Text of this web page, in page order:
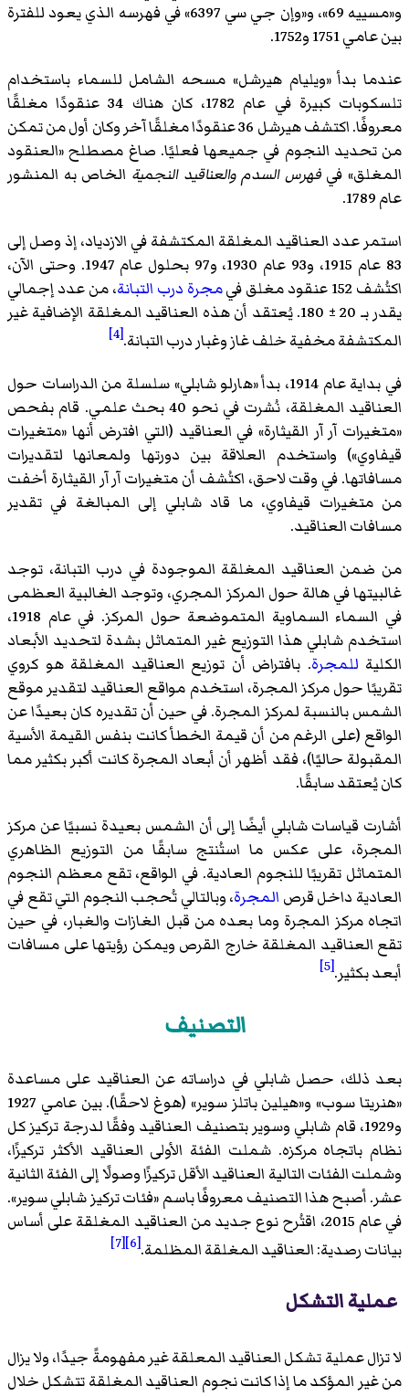
و«مسييه 69»، و«وإن جي سي 6397» في فهرسه الذي يعود للفترة
بين عامي 1751 و1752.
عندما بدأ «ويليام هيرشل» مسحه الشامل للسماء باستخدام
تلسكوبات كبيرة في عام 1782، كان هناك 34 عنقودًا مغلقًا
معروفًا. اكتشف هيرشل 36 عنقودًا مغلقًا آخر وكان أول من تمكن
من تحديد النجوم في جميعها فعليًا. صاغ مصطلح «العنقود
المغلق» فيفهرس السدم والعناقيد النجمية الخاص به المنشور
عام 1789.
استمر عدد العناقيد المغلقة المكتشفة في الازدياد، إذ وصل إلى
83 عام 1915، و93 عام 1930، و97 بحلول عام 1947. وحتى الآن،
اكتُشف 152 عنقود مغلق في
مجرة درب التبانة، من عدد إجمالي
يقدر بـ 20 ± 180. يُعتقد أن هذه العناقيد المغلقة الإضافية غير
المكتشفة مخفية خلف غاز وغبار درب التبانة.[4]
في بداية عام 1914، بدأ «هارلو شابلي» سلسلة من الدراسات حول
العناقيد المغلقة، نُشرت في نحو 40 بحث علمي. قام بفحص
«متغيرات آر آر القيثارة» في العناقيد (التي افترض أنها «متغيرات
قيفاوي») واستخدم العلاقة بين دورتها ولمعانها لتقديرات
مسافاتها. في وقت لاحق، اكتُشف أن متغيرات آر آر القيثارة أخفت
من متغيرات قيفاوي، ما قاد شابلي إلى المبالغة في تقدير
مسافات العناقيد.
من ضمن العناقيد المغلقة الموجودة في درب التبانة، توجد
غالبيتها في هالة حول المركز المجري، وتوجد الغالبية العظمى
في السماء السماوية المتموضعة حول المركز. في عام 1918،
استخدم شابلي هذا التوزيع غير المتماثل بشدة لتحديد الأبعاد
الكلية للمجرة. بافتراض أن توزيع العناقيد المغلقة هو كروي
تقريبًا حول مركز المجرة، استخدم مواقع العناقيد لتقدير موقع
الشمس بالنسبة لمركز المجرة. في حين أن تقديره كان بعيدًا عن
الواقع (على الرغم من أن قيمة الخطأ كانت بنفس القيمة الأسية
المقبولة حاليًا)، فقد أظهر أن أبعاد المجرة كانت أكبر بكثير مما
كان يُعتقد سابقًا.
أشارت قياسات شابلي أيضًا إلى أن الشمس بعيدة نسبيًا عن مركز
المجرة، على عكس ما استُنتج سابقًا من التوزيع الظاهري
المتماثل تقريبًا للنجوم العادية. في الواقع، تقع معظم النجوم
العادية داخل قرص المجرة، وبالتالي تُحجب النجوم التي تقع في
اتجاه مركز المجرة وما بعده من قبل الغازات والغبار، في حين
تقع العناقيد المغلقة خارج القرص ويمكن رؤيتها على مسافات
أبعد بكثير.[5]
التصنيف
بعد ذلك، حصل شابلي في دراساته عن العناقيد على مساعدة
«هنريتا سوب» و«هيلين باتلز سوير» (هوغ لاحقًا). بين عامي 1927
و1929، قام شابلي وسوير بتصنيف العناقيد وفقًا لدرجة تركيز كل
نظام باتجاه مركزه. شملت الفئة الأولى العناقيد الأكثر تركيزًا،
وشملت الفئات التالية العناقيد الأقل تركيزًا وصولًا إلى الفئة الثانية
عشر. أصبح هذا التصنيف معروفًا باسم «فئات تركيز شابلي سوير».
في عام 2015، اقتُرح نوع جديد من العناقيد المغلقة على أساس
بيانات رصدية: العناقيد المغلقة المظلمة.[6]
[7]
عملية التشكل
لا تزال عملية تشكل العناقيد المعلقة غير مفهومةً جيدًا، ولا يزال
من غير المؤكد ما إذا كانت نجوم العناقيد المغلقة تتشكل خلال